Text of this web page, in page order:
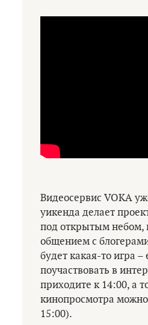
Видеосервис VOKA
уикенда делает
под открытым небом,
общением с
будет какая-то игра –
поучаствовать в
приходите к 14:00, а
кинопросмотра
15:00).